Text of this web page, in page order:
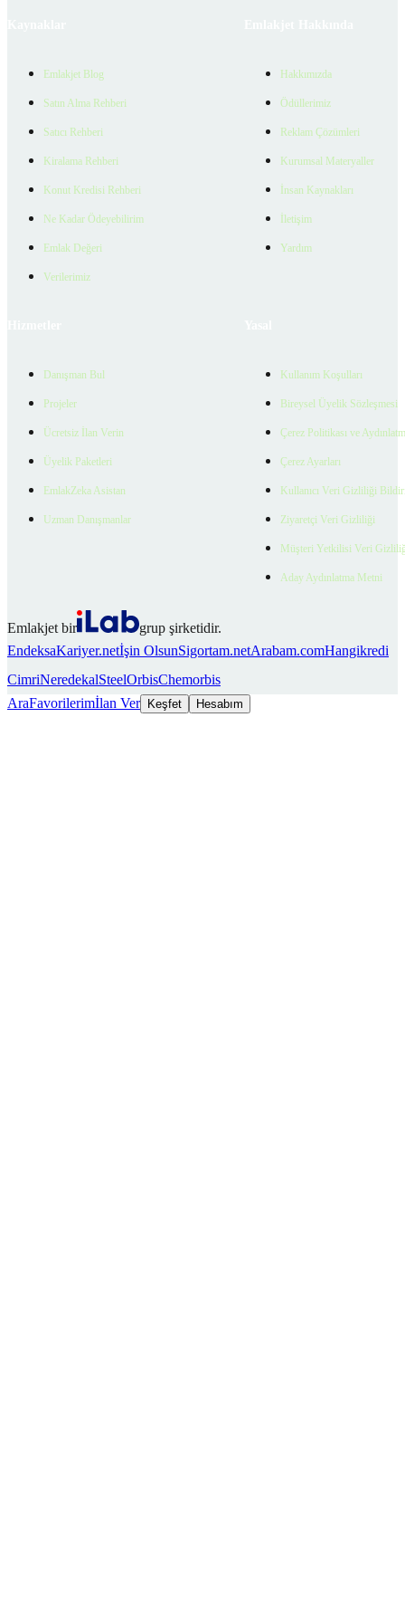
Emlakjet Blog
Satın Alma Rehberi
Satıcı Rehberi
Kiralama Rehberi
Konut Kredisi Rehberi
Ne Kadar Ödeyebilirim
Emlak Değeri
Verilerimiz
Hakkımızda
Ödüllerimiz
Reklam Çözümleri
Kurumsal Materyaller
İnsan Kaynakları
İletişim
Yardım
Danışman Bul
Projeler
Ücretsiz İlan Verin
Üyelik Paketleri
EmlakZeka Asistan
Uzman Danışmanlar
Kullanım Koşulları
Bireysel Üyelik Sözleşmesi
Çerez Politikası ve
Çerez Ayarları
Kullanıcı Veri Gizliliği
Ziyaretçi Veri Gizliliği
Müşteri Yetkilisi Veri
Aday Aydınlatma Metni
Emlakjet bir
grup şirketidir.
EndeksaKariyer.netİşin OlsunSigortam.netArabam.comHangikredi
CimriNeredekalSteelOrbisChemorbis
AraFavorilerimİlan Ver Keşfet Hesabım